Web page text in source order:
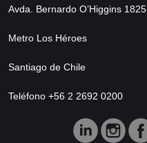
Avda. Bernardo O’Higgins 1825
Metro Los Héroes
Santiago de Chile
Teléfono +56 2 2692 0200